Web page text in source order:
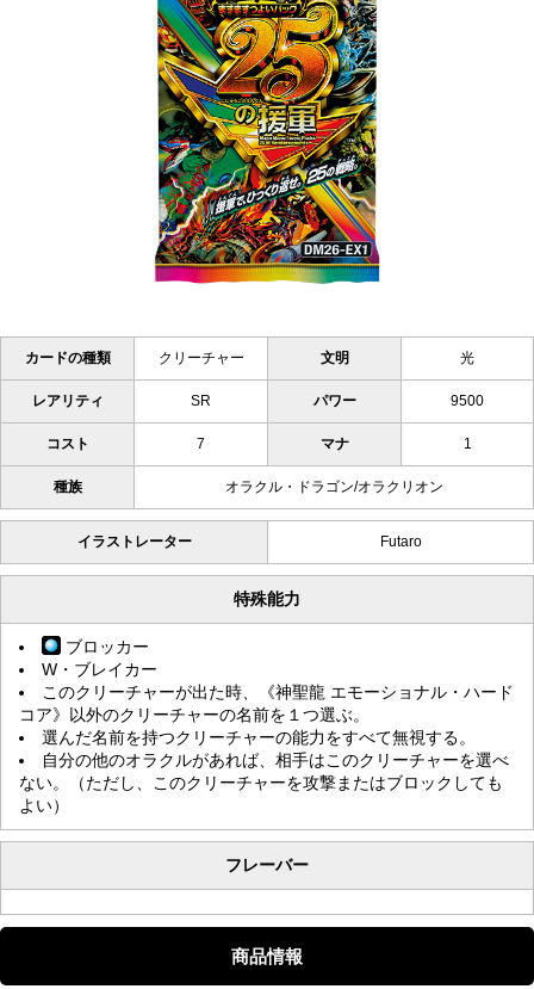
カードの種類 クリーチャー 文明 光
レアリティ SR パワー 9500
コスト 7 マナ 1
種族 オラクル・ドラゴン/オラクリオン
イラストレーター Futaro
特殊能力
ブロッカー
W・ブレイカー
このクリーチャーが出た時、《神聖龍 エモーショナル・ハード
コア》以外のクリーチャーの名前を１つ選ぶ。
選んだ名前を持つクリーチャーの能力をすべて無視する。
自分の他のオラクルがあれば、相手はこのクリーチャーを選べ
ない。（ただし、このクリーチャーを攻撃またはブロックしても
よい）
フレーバー
商品情報